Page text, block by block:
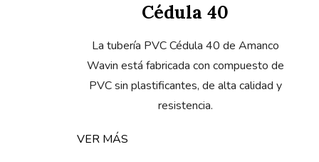
Cédula 40
La tubería PVC Cédula 40 de Amanco
Wavin está fabricada con compuesto de
PVC sin plastificantes, de alta calidad y
resistencia.
VER MÁS